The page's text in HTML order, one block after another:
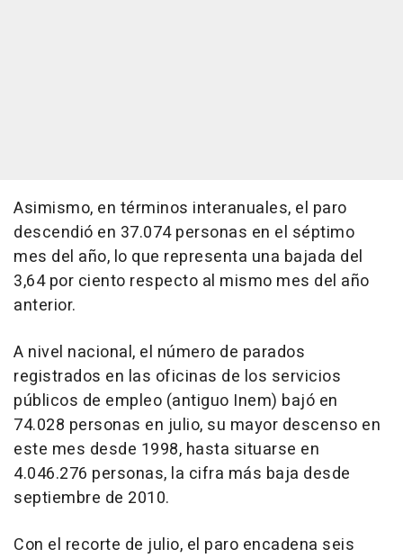
Asimismo, en términos interanuales, el paro
descendió en 37.074 personas en el séptimo
mes del año, lo que representa una bajada del
3,64 por ciento respecto al mismo mes del año
anterior.
A nivel nacional, el número de parados
registrados en las oficinas de los servicios
públicos de empleo (antiguo Inem) bajó en
74.028 personas en julio, su mayor descenso en
este mes desde 1998, hasta situarse en
4.046.276 personas, la cifra más baja desde
septiembre de 2010.
Con el recorte de julio, el paro encadena seis